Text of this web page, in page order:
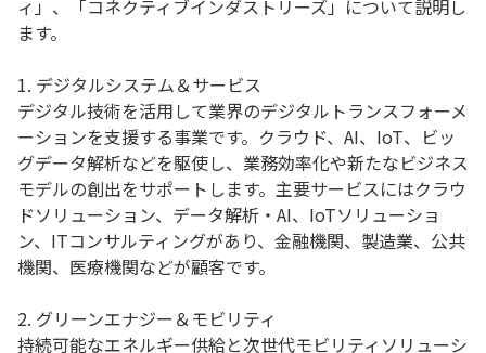
ィ」、「コネクティブインダストリーズ」について説明し
ます。
1. デジタルシステム＆サービス
デジタル技術を活用して業界のデジタルトランスフォーメ
ーションを支援する事業です。クラウド、AI、IoT、ビッ
グデータ解析などを駆使し、業務効率化や新たなビジネス
モデルの創出をサポートします。主要サービスにはクラウ
ドソリューション、データ解析・AI、IoTソリューショ
ン、ITコンサルティングがあり、金融機関、製造業、公共
機関、医療機関などが顧客です。
2. グリーンエナジー＆モビリティ
持続可能なエネルギー供給と次世代モビリティソリューシ